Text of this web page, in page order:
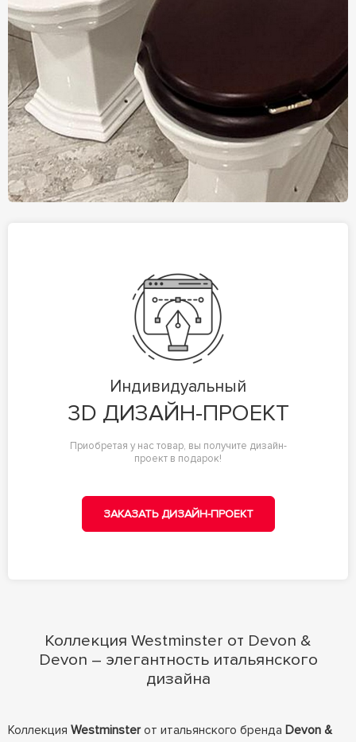
Индивидуальный
3D ДИЗАЙН-ПРОЕКТ
Приобретая у нас товар, вы получите дизайн-
проект в подарок!
ЗАКАЗАТЬ ДИЗАЙН-ПРОЕКТ
Коллекция Westminster от Devon &
Devon – элегантность итальянского
дизайна
Коллекция Westminsterот итальянского бренда Devon &